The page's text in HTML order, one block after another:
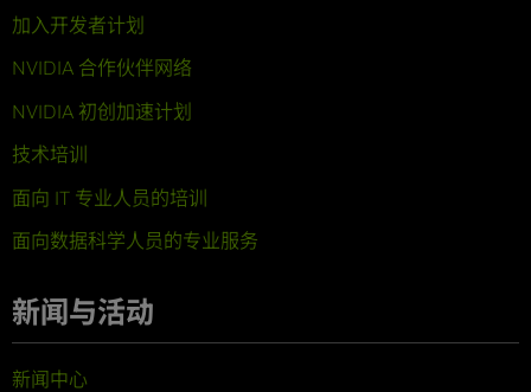
加入开发者计划
NVIDIA 合作伙伴网络
NVIDIA 初创加速计划
技术培训
面向 IT 专业人员的培训
面向数据科学人员的专业服务
新闻与活动
新闻中心